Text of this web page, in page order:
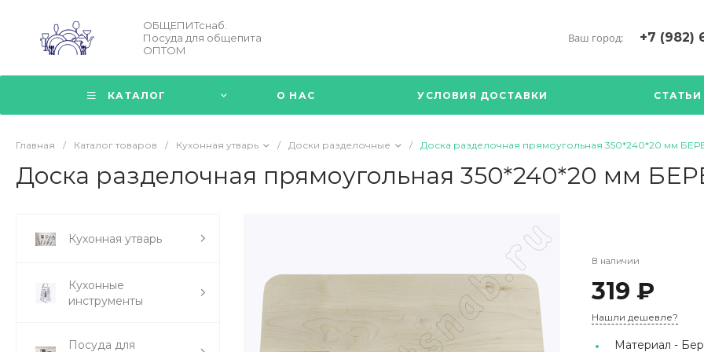
ОБЩЕПИТснаб.
Посуда для общепита
ОПТОМ
Ваш город: +7 (982)
+7 (34376)
г. Богданович,
17.00
КАТАЛОГ О НАС УСЛОВИЯ ДОСТАВКИ СТАТЬИ
Главная / Каталог товаров / Кухонная утварь / Доски разделочные / Доска разделочная прямоугольная 350*240*20 мм
Доска разделочная прямоугольная 350*240*20 мм
Кухонная утварь
Кухонные
инструменты
Посуда для
В наличии
319 ₽
Нашли дешевле?
Материал -